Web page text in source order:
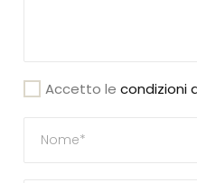
Accetto lecondizioni